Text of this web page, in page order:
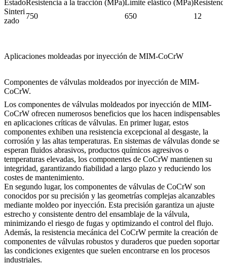
EstadoResistencia a la tracción (MPa)Límite elástico (MPa)
Sinteri
zado
750 650 12
Aplicaciones moldeadas por inyección de MIM-CoCrW
Componentes de válvulas moldeados por inyección de MIM-
CoCrW.
Los componentes de válvulas moldeados por inyección de MIM-
CoCrW ofrecen numerosos beneficios que los hacen indispensables
en aplicaciones críticas de válvulas. En primer lugar, estos
componentes exhiben una resistencia excepcional al desgaste, la
corrosión y las altas temperaturas. En sistemas de válvulas donde se
esperan fluidos abrasivos, productos químicos agresivos o
temperaturas elevadas, los componentes de CoCrW mantienen su
integridad, garantizando fiabilidad a largo plazo y reduciendo los
costes de mantenimiento.
En segundo lugar, los componentes de válvulas de CoCrW son
conocidos por su precisión y las geometrías complejas alcanzables
mediante moldeo por inyección. Esta precisión garantiza un ajuste
estrecho y consistente dentro del ensamblaje de la válvula,
minimizando el riesgo de fugas y optimizando el control del flujo.
Además, la resistencia mecánica del CoCrW permite la creación de
componentes de válvulas robustos y duraderos que pueden soportar
las condiciones exigentes que suelen encontrarse en los procesos
industriales.